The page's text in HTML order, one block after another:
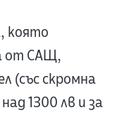
която
от САЩ,
(със скромна
1300 лв и за